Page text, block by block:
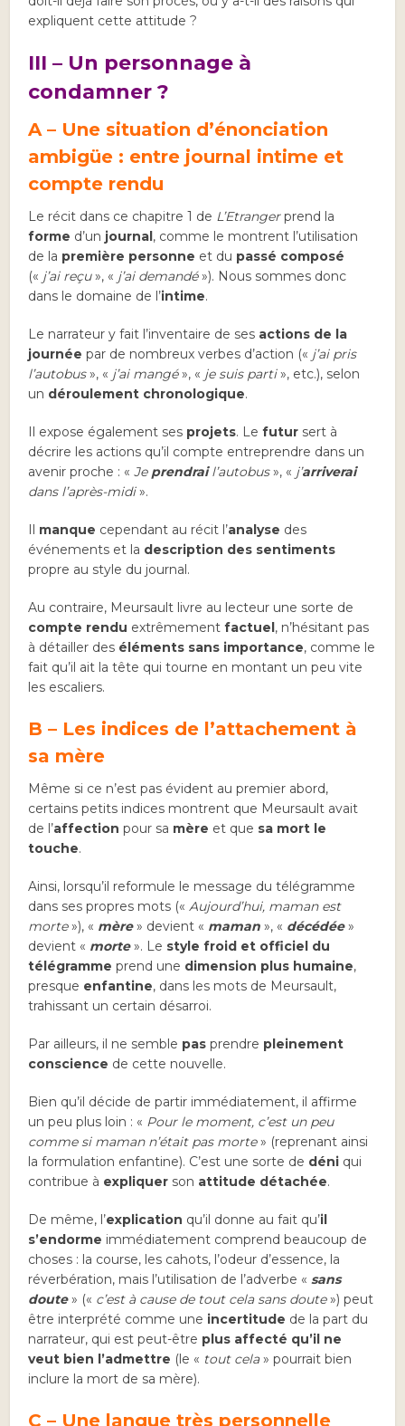
expliquent cette attitude ?
III – Un personnage à
condamner ?
A – Une situation d’énonciation
ambigüe : entre journal intime et
compte rendu
Le récit dans ce chapitre 1 de L’Etrangerprend la
forme d’un journal, comme le montrent l’utilisation
de la première personne et du passé composé
(« j’ai reçu», « j’ai demandé»). Nous sommes donc
dans le domaine de l’intime.
Le narrateur y fait l’inventaire de ses actions de la
journée par de nombreux verbes d’action (« j’ai pris
l’autobus», « j’ai mangé», « je suis parti», etc.), selon
un déroulement chronologique.
Il expose également ses projets. Lefutur sert à
décrire les actions qu’il compte entreprendre dans un
avenir proche : «Jeprendrail’autobus», « j’arriverai
dans l’après-midi».
Il manque cependant au récit l’analyse des
événements et la description des sentiments
propre au style du journal.
Au contraire, Meursault livre au lecteur une sorte de
compte rendu extrêmementfactuel, n’hésitant pas
à détailler des éléments sans importance, comme le
fait qu’il ait la tête qui tourne en montant un peu vite
les escaliers.
B – Les indices de l’attachement à
sa mère
Même si ce n’est pas évident au premier abord,
certains petits indices montrent que Meursault avait
de l’affection pour sa mère et que sa mort le
touche.
Ainsi, lorsqu’il reformule le message du télégramme
dans ses propres mots («Aujourd’hui, maman est
morte»), « mère» devient « maman », « décédée»
devient « morte». Le style froid et officiel du
télégramme prend une dimension plus humaine,
presque enfantine, dans les mots de Meursault,
trahissant un certain désarroi.
Par ailleurs, il ne semble pas prendre pleinement
conscience de cette nouvelle.
Bien qu’il décide de partir immédiatement, il affirme
un peu plus loin : « Pour le moment, c’est un peu
comme si maman n’était pas morte» (reprenant ainsi
la formulation enfantine). C’est une sorte de déni qui
contribue à expliquer son attitude détachée.
De même, l’explication qu’il donne au fait qu’il
s’endorme immédiatement comprend beaucoup de
choses : la course, les cahots, l’odeur d’essence, la
réverbération, mais l’utilisation de l’adverbe «sans
doute» (« c’est à cause de tout cela sans doute») peut
être interprété comme une incertitude de la part du
narrateur, qui est peut-être plus affecté qu’il ne
veut bien l’admettre (le « tout cela» pourrait bien
inclure la mort de sa mère).
C – Une langue très personnelle